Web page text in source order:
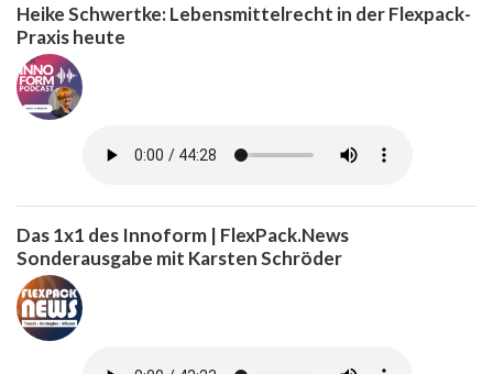
Heike Schwertke: Lebensmittelrecht in der Flexpack-
Praxis heute
Das 1x1 des Innoform | FlexPack.News
Sonderausgabe mit Karsten Schröder